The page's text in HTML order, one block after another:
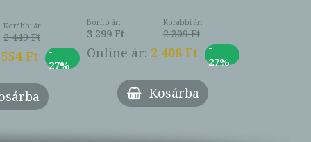
Korábbi ár:
2 449 Ft
Ft
-
27%
Borító ár:
3 299 Ft
Korábbi ár:
2 309 Ft
Online ár: 2 408 Ft
-
27%
Kosárba